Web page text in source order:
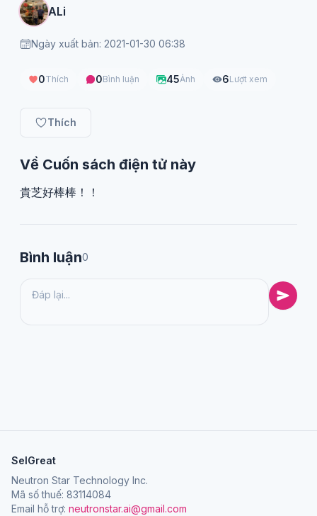
ALi
Ngày xuất bản: 2021-01-30 06:38
0Thích 0Bình luận 45Ảnh 6Lượt xem
Thích
Về Cuốn sách điện tử này
貴芝好棒棒！！
Bình luận0
SelGreat
Neutron Star Technology Inc.
Mã số thuế: 83114084
Email hỗ trợ: neutronstar.ai@gmail.com